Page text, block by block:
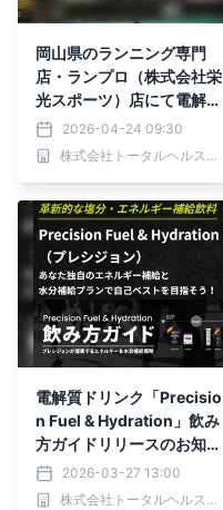
岡山県のランニング専門
店・ランプロ（株式会社栄
光スポーツ）店にて電解質
ドリンク「Precision Fuel
& Hydration（プレシジョ
ンフューエル&ハイドレー
ました！
2026-04-24 09:30
株式会社トータルヘルスコンサルティング
電解質ドリンク「Precisio
n Fuel & Hydration」飲み
方ガイドリリースのお知ら
せ
2026-03-27 13:00
株式会社トータルヘルスコンサルティング